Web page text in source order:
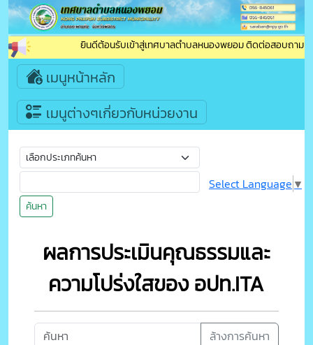
ยินดีต้อนรับเข้าสู่เทศบาลตำบลหนองพยอม ติดต่อสอบถาม :
เมนูหน้าหลัก
เมนูต่างๆเกี่ยวกับหน่วยงาน
ค้นหา
Select Language ▼
ผลการประเมินคุณธรรมและ
ความโปร่งใสของ อปท.ITA
ล้างการค้นหา